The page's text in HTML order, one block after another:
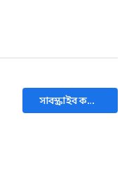
সাবস্ক্রাইব করুন